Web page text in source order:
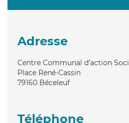
Adresse
Centre Communal d'action
Place René-Cassin
79160 Béceleuf
Téléphone